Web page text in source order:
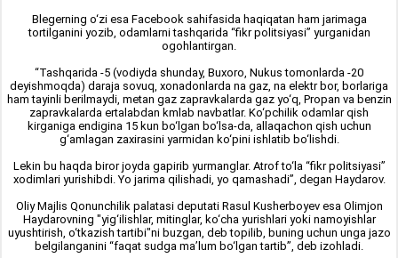
Blegerning o‘zi esa Facebook sahifasida haqiqatan ham jarimaga
tortilganini yozib, odamlarni tashqarida “fikr politsiyasi” yurganidan
ogohlantirgan.
“Tashqarida -5 (vodiyda shunday, Buxoro, Nukus tomonlarda -20
deyishmoqda) daraja sovuq, xonadonlarda na gaz, na elektr bor, borlariga
ham tayinli berilmaydi, metan gaz zapravkalarda gaz yo‘q, Propan va benzin
zapravkalarda ertalabdan kmlab navbatlar. Ko‘pchilik odamlar qish
kirganiga endigina 15 kun bo‘lgan bo‘lsa-da, allaqachon qish uchun
g‘amlagan zaxirasini yarmidan ko‘pini ishlatib bo‘lishdi.
Lekin bu haqda biror joyda gapirib yurmanglar. Atrof to‘la “fikr politsiyasi”
xodimlari yurishibdi. Yo jarima qilishadi, yo qamashadi”, degan Haydarov.
Oliy Majlis Qonunchilik palatasi deputati Rasul Kusherboyev esa Olimjon
Haydarovning "yig‘ilishlar, mitinglar, ko‘cha yurishlari yoki namoyishlar
uyushtirish, o‘tkazish tartibi"ni buzgan, deb topilib, buning uchun unga jazo
belgilanganini “faqat sudga ma’lum bo‘lgan tartib”, deb izohladi.